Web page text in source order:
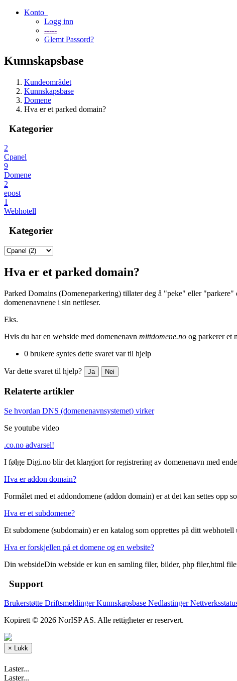
Konto
Logg inn
-----
Glemt Passord?
Kunnskapsbase
Kundeområdet
Kunnskapsbase
Domene
Hva er et parked domain?
Kategorier
2
Cpanel
9
Domene
2
epost
1
Webhotell
Kategorier
Hva er et parked domain?
Parked Domains (Domeneparkering) tillater deg å "peke" eller
domenenavnene i sin nettleser.
Eks.
Hvis du har en webside med domenenavn mittdomene.no og parkerer et
0 brukere syntes dette svaret var til hjelp
Var dette svaret til hjelp? Ja Nei
Relaterte artikler
Se hvordan DNS (domenenavnsystemet) virker
Se youtube video
.co.no advarsel!
I følge Digi.no blir det klargjort for registrering av domenenavn med
Hva er addon domain?
Formålet med et addondomene (addon domain) er at det kan settes opp
Hva er et subdomene?
Et subdomene (subdomain) er en katalog som opprettes på ditt
Hva er forskjellen på et domene og en website?
Din websideDin webside er kun en samling filer, bilder, php filer,html
Support
Brukerstøtte DriftsmeldingerKunnskapsbase Nedlastinger
Kopirett © 2026 NorISP AS. Alle rettigheter er reservert.
× Lukk
Laster...
Laster...